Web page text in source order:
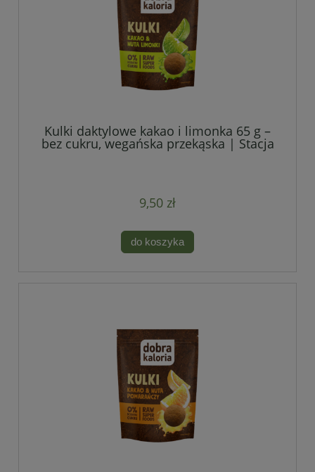
Kulki daktylowe kakao i limonka 65 g –
bez cukru, wegańska przekąska | Stacja
9,50 zł
do koszyka